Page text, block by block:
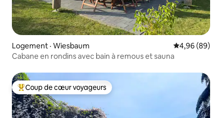
Logement · Wiesbaum Note
4,96 (89)
Cabane en rondins avec bain à remous et sauna
Coup de cœur voyageurs parmi les plus aimés
Coup de cœur voyageurs